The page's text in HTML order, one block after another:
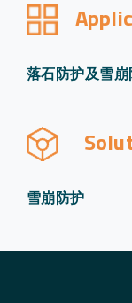
落石防护及雪
雪崩防护